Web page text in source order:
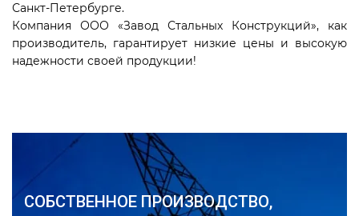
Санкт-Петербурге.
Компания ООО «Завод Стальных Конструкций», как
производитель, гарантирует низкие цены и высокую
надежности своей продукции!
СОБСТВЕННОЕ ПРОИЗВОДСТВО,